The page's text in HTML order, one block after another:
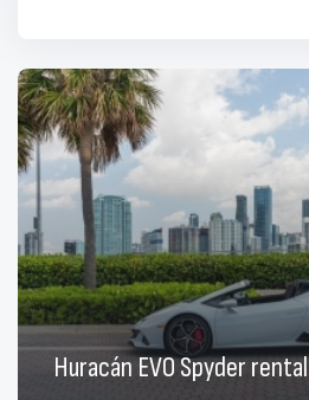
Huracán EVO Spyder rental